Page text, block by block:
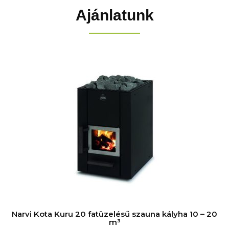
Ajánlatunk
Narvi Kota Kuru 20 fatüzelésű szauna kályha 10 – 20
m³